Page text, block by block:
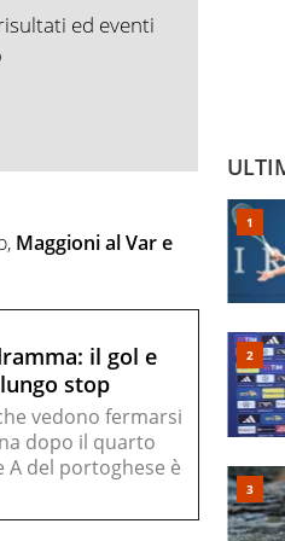
ed eventi
Maggioni al Var e
il gol e
stop
vedono fermarsi
dopo il quarto
A del portoghese è